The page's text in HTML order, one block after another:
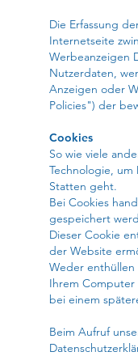
Die Erfassung
Internetseite
Werbeanzeigen
Nutzerdaten,
Anzeigen oder
Policies") der
Cookies
So wie viele
Technologie, um
Statten geht.
Bei Cookies
gespeichert
Dieser Cookie
der Website
Weder enthüllen
Ihrem Computer
bei einem
Beim Aufruf